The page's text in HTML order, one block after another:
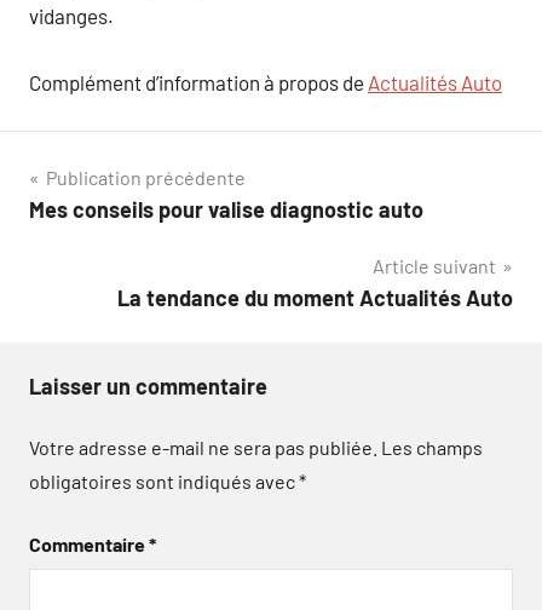
vidanges.
Complément d’information à propos de Actualités Auto
Navigation
de
Publication précédente
Mes conseils pour valise diagnostic auto
Article suivant
La tendance du moment Actualités Auto
Laisser un commentaire
Votre adresse e-mail ne sera pas publiée. Les champs
obligatoires sont indiqués avec*
Commentaire*